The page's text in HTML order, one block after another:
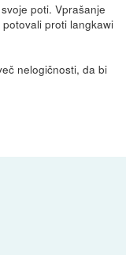
poti. Vprašanje
proti langkawi
nelogičnosti, da bi